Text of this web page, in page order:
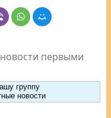
первыми
группу
новости